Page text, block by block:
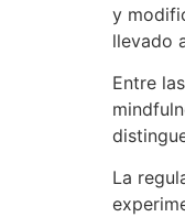
y
llevado
Entre
La